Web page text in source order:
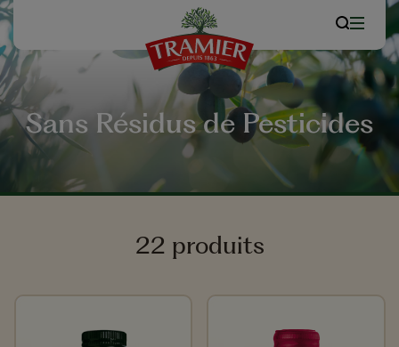
Sans Résidus de Pesticides
22 produits